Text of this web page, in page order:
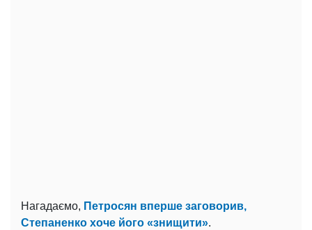
Нагадаємо, Петросян вперше заговорив,
Степаненко хоче його «знищити».